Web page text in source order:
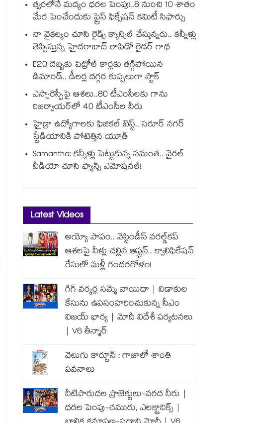
త్వరలోనే మద్యం ధ‌‌ర‌‌ల పెంపు!..8 నుంచి 10 శాతం
మేర పెంచేందుకు ప్రైస్ ఫిక్సేష‌‌న్ క‌‌మిటీ సిఫార్సు
నా వైకల్యం చూసి రైడ్స్ క్యాన్సిల్ చేస్తున్నరు.. కన్నీళ్లు
తెప్పిస్తున్న హైదరాబాద్ రాపిడో రైడర్ గాథ
E20 దెబ్బకు పెట్రోల్ కార్లకు తగ్గిపోయిన
డిమాండ్.. డీలర్ల దగ్గర కుప్పలుగా స్టాక్
ఎస్సారెస్పీపై ఆశలు..80 టీఎంసీలకు గాను
రిజర్వాయర్‌‌‌‌‌‌‌‌‌‌‌‌‌‌‌‌లో 40 టీఎంసీల నీరు
హైడ్రా ఉద్యోగాలకు ఫిజికల్ టెస్ట్.. సరూర్ నగర్
స్టేడియానికి పోటెత్తిన యూత్
Samantha: కన్నీళ్లు పెట్టుకున్న సమంత.. వైరల్
వీడియో చూసి ఫ్యాన్స్ ఎమోషనల్!
Latest Videos
అయ్యో పాపం.. వెస్టిండీస్ వరల్డ్‌కప్
ఆశలపై నీళ్లు చల్లిన ఆఫ్ఘన్.. క్వాలిఫికేషన్
రేసులో మళ్లీ గందరగోళం!
గిగ్ వర్కర్ల సమ్మె వాయిదా | విడాకుల
కేసును ఉపసంహరించుకున్న సీఎం
విజయ్ భార్య | మోదీ విదేశీ పర్యటనలు
| V6 తీన్మార్
వెలుగు కార్టూన్ : గాజాలో శాంతి
పవనాలు
నీటిపారుదల ప్రాజెక్టులు-వరద నీరు |
ధరల పెంపు-చమురు, ఎలక్ట్రానిక్స్ |